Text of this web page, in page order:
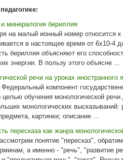
минералогия бериллия
на малый ионный номер относится
в настоящее время от 6x10-4
бериллия объясняют его
энергии. В пользу этого объясне ...
речи на уроках иностранного
компонент
обучения монологической
монологических высказываний:
картинки; описание ...
пересказа как жанра
понятие "пересказ",
а именно - "речь", "развитие